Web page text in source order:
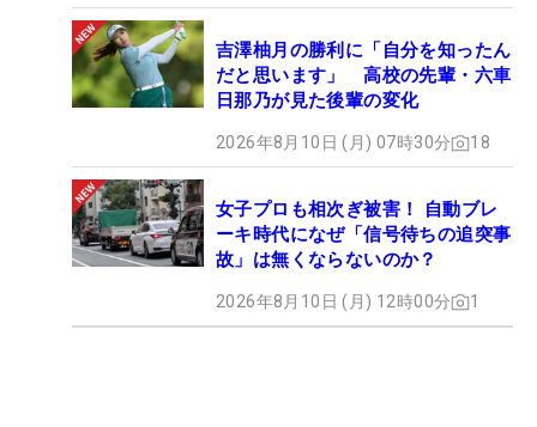
吉澤柚月の勝利に「自分を知ったん
だと思います」 高校の先輩・六車
日那乃が見た後輩の変化
2026年8月10日 (月) 07時30分 18
女子プロも相次ぎ被害！ 自動ブレ
ーキ時代になぜ「信号待ちの追突事
故」は無くならないのか？
2026年8月10日 (月) 12時00分 1